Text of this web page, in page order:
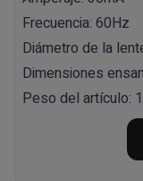
Frecuencia: 60Hz
Diámetro de la
Dimensiones
Peso del artículo: